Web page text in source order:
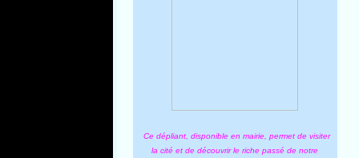
Ce dépliant, disponible en mairie, permet de visiter
la cité et de découvrir le riche passé de notre